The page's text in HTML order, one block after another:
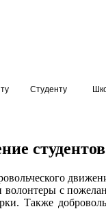
Студенту
волонтеры с
Также